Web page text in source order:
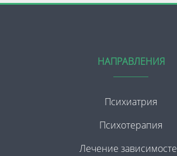
НАПРАВЛЕНИЯ
Психиатрия
Психотерапия
Лечение